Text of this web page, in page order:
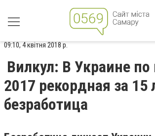
09:10, 4 квітня 2018 р.
Вилкул: В Украине по
2017 рекордная за 15
безработица